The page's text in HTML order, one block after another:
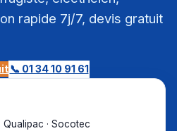
rapide 7j/7, devis gratuit
📞 01 34 10 91 61
Qualipac · Socotec